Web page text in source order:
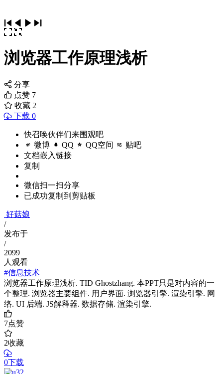
浏览器工作原理浅析
分享
点赞 7
收藏 2
下载 0
快召唤伙伴们来围观吧
微博 QQ QQ空间 贴吧
文档嵌入链接
复制
微信扫一扫分享
已成功复制到剪贴板
好菇娘
/
发布于
/
2099
人观看
#信息技术
浏览器工作原理浅析. TID Ghostzhang. 本PPT只是对内容的一
个整理. 浏览器主要组件. 用户界面. 浏览器引擎. 渲染引擎. 网
络. UI 后端. JS解释器. 数据存储. 渲染引擎.
7点赞
2收藏
0下载